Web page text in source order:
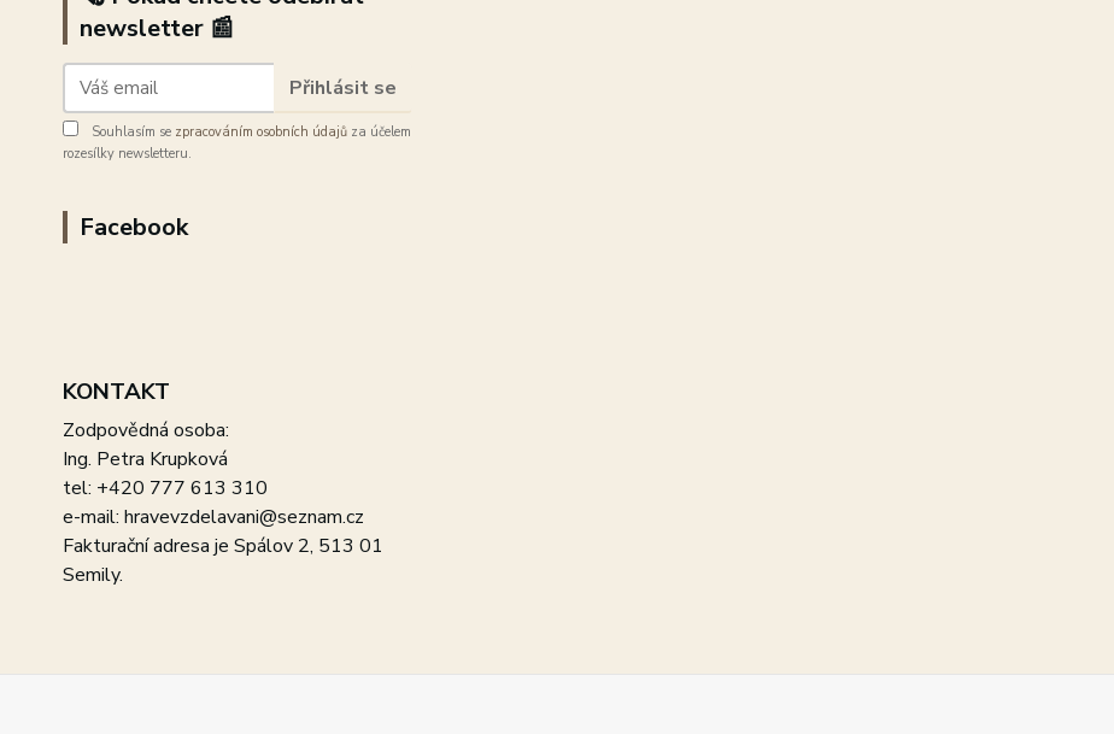
newsletter 📰
Přihlásit se
Souhlasím se zpracováním osobních údajů za účelem
rozesílky newsletteru.
Facebook
KONTAKT
Zodpovědná osoba:
Ing. Petra Krupková
tel: +420 777 613 310
e-mail: hravevzdelavani@seznam.cz
Fakturační adresa je Spálov 2, 513 01
Semily.